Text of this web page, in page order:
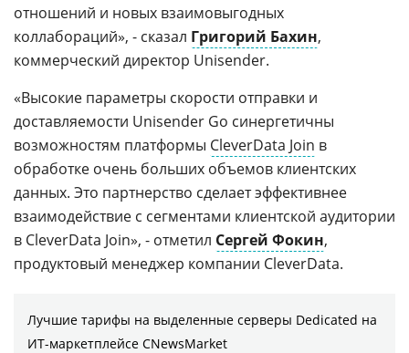
отношений и новых взаимовыгодных
коллабораций», - сказал Григорий Бахин,
коммерческий директор Unisender.
«Высокие параметры скорости отправки и
доставляемости Unisender Go синергетичны
возможностям платформы CleverData Join в
обработке очень больших объемов клиентских
данных. Это партнерство сделает эффективнее
взаимодействие с сегментами клиентской аудитории
в CleverData Join», - отметил Сергей Фокин,
продуктовый менеджер компании CleverData.
Лучшие тарифы на выделенные серверы Dedicated на
ИТ-маркетплейсе CNewsMarket